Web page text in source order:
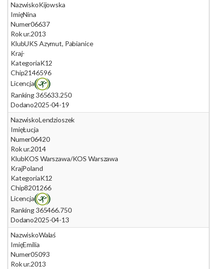
NazwiskoKijowska
ImięNina
Numer06637
Rok ur.2013
KlubUKS Azymut, Pabianice
Kraj-
KategoriaK12
Chip2146596
Licencja
Ranking 365633.250
Dodano2025-04-19
NazwiskoLendzioszek
ImięŁucja
Numer06420
Rok ur.2014
KlubKOS Warszawa/KOS Warszawa
KrajPoland
KategoriaK12
Chip8201266
Licencja
Ranking 365466.750
Dodano2025-04-13
NazwiskoWalaś
ImięEmilia
Numer05093
Rok ur.2013